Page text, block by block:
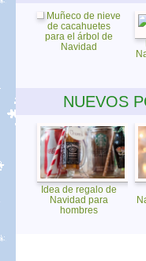
Muñeco de nieve
de cacahuetes
para el árbol de
Navidad
NUEVOS
Idea de regalo de
Navidad para
hombres